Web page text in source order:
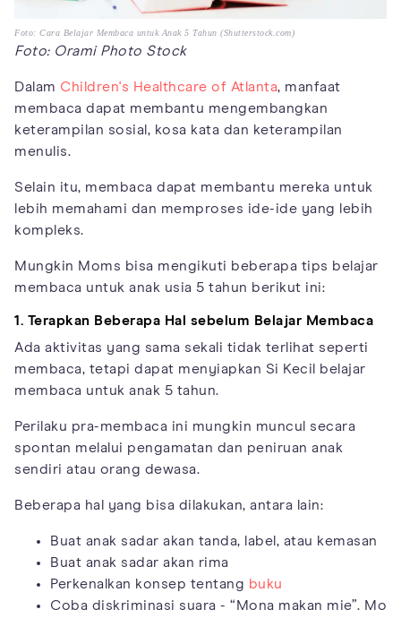
Foto: Cara Belajar Membaca untuk Anak 5 Tahun (Shutterstock.com)
Foto: Orami Photo Stock
Dalam Children's Healthcare of Atlanta, manfaat
membaca dapat membantu mengembangkan
keterampilan sosial, kosa kata dan keterampilan
menulis.
Selain itu, membaca dapat membantu mereka untuk
lebih memahami dan memproses ide-ide yang lebih
kompleks.
Mungkin Moms bisa mengikuti beberapa tips belajar
membaca untuk anak usia 5 tahun berikut ini:
1. Terapkan Beberapa Hal sebelum Belajar Membaca
Ada aktivitas yang sama sekali tidak terlihat seperti
membaca, tetapi dapat menyiapkan Si Kecil belajar
membaca untuk anak 5 tahun.
Perilaku pra-membaca ini mungkin muncul secara
spontan melalui pengamatan dan peniruan anak
sendiri atau orang dewasa.
Beberapa hal yang bisa dilakukan, antara lain:
Buat anak sadar akan tanda, label, atau kemasan
Buat anak sadar akan rima
Perkenalkan konsep tentang buku
Coba diskriminasi suara - “Mona makan mie”. Mo